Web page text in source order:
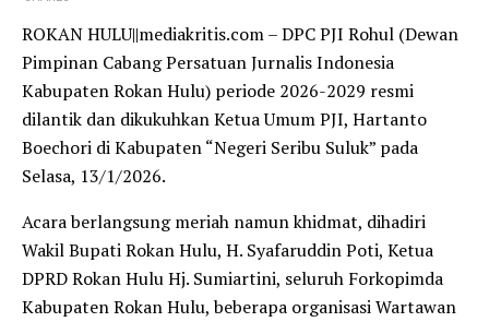
ROKAN HULU||mediakritis.com – DPC PJI Rohul (Dewan
Pimpinan Cabang Persatuan Jurnalis Indonesia
Kabupaten Rokan Hulu) periode 2026-2029 resmi
dilantik dan dikukuhkan Ketua Umum PJI, Hartanto
Boechori di Kabupaten “Negeri Seribu Suluk” pada
Selasa, 13/1/2026.
Acara berlangsung meriah namun khidmat, dihadiri
Wakil Bupati Rokan Hulu, H. Syafaruddin Poti, Ketua
DPRD Rokan Hulu Hj. Sumiartini, seluruh Forkopimda
Kabupaten Rokan Hulu, beberapa organisasi Wartawan